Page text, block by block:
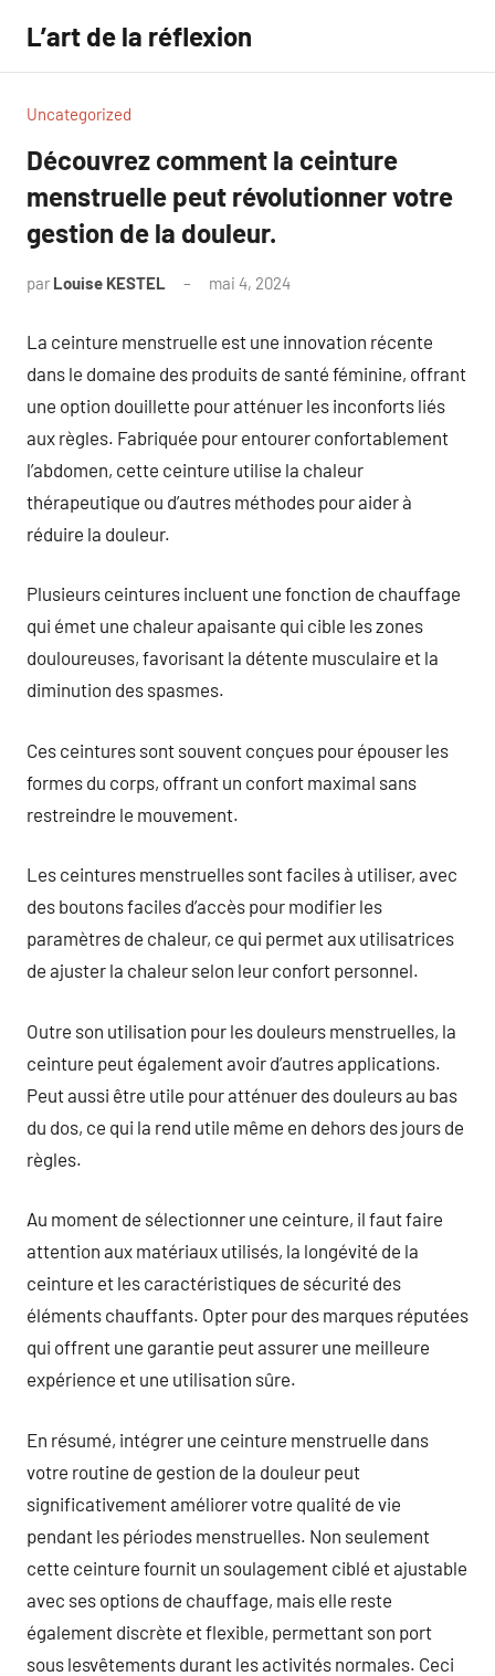
contenu
L’art de la réflexion
Uncategorized
Découvrez comment la ceinture
menstruelle peut révolutionner votre
gestion de la douleur.
par Louise KESTEL mai 4, 2024
La ceinture menstruelle est une innovation récente
dans le domaine des produits de santé féminine, offrant
une option douillette pour atténuer les inconforts liés
aux règles. Fabriquée pour entourer confortablement
l’abdomen, cette ceinture utilise la chaleur
thérapeutique ou d’autres méthodes pour aider à
réduire la douleur.
Plusieurs ceintures incluent une fonction de chauffage
qui émet une chaleur apaisante qui cible les zones
douloureuses, favorisant la détente musculaire et la
diminution des spasmes.
Ces ceintures sont souvent conçues pour épouser les
formes du corps, offrant un confort maximal sans
restreindre le mouvement.
Les ceintures menstruelles sont faciles à utiliser, avec
des boutons faciles d’accès pour modifier les
paramètres de chaleur, ce qui permet aux utilisatrices
de ajuster la chaleur selon leur confort personnel.
Outre son utilisation pour les douleurs menstruelles, la
ceinture peut également avoir d’autres applications.
Peut aussi être utile pour atténuer des douleurs au bas
du dos, ce qui la rend utile même en dehors des jours de
règles.
Au moment de sélectionner une ceinture, il faut faire
attention aux matériaux utilisés, la longévité de la
ceinture et les caractéristiques de sécurité des
éléments chauffants. Opter pour des marques réputées
qui offrent une garantie peut assurer une meilleure
expérience et une utilisation sûre.
En résumé, intégrer une ceinture menstruelle dans
votre routine de gestion de la douleur peut
significativement améliorer votre qualité de vie
pendant les périodes menstruelles. Non seulement
cette ceinture fournit un soulagement ciblé et ajustable
avec ses options de chauffage, mais elle reste
également discrète et flexible, permettant son port
sous lesvêtements durant les activités normales. Ceci